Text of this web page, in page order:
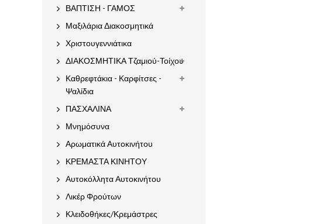
ΒΑΠΤΙΣΗ - ΓΑΜΟΣ
Μαξιλάρια Διακοσμητικά
Χριστουγεννιάτικα
ΔΙΑΚΟΣΜΗΤΙΚΑ Τζαμιού-Τοίχου
Καθρεφτάκια - Καρφίτσες -
Ψαλίδια
ΠΑΣΧΑΛΙΝΑ
Μνημόσυνα
Αρωματικά Αυτοκινήτου
ΚΡΕΜΑΣΤΑ ΚΙΝΗΤΟΥ
Αυτοκόλλητα Αυτοκινήτου
Λικέρ Φρούτων
Κλειδοθήκες/Κρεμάστρες